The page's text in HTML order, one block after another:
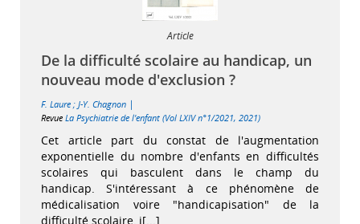
Article
De la difficulté scolaire au handicap, un
nouveau mode d'exclusion ?
F. Laure ; J-Y. Chagnon |
Revue La Psychiatrie de l'enfant (Vol LXIV n°1/2021, 2021)
Cet article part du constat de l'augmentation
exponentielle du nombre d'enfants en difficultés
scolaires qui basculent dans le champ du
handicap. S'intéressant à ce phénomène de
médicalisation voire "handicapisation" de la
difficulté scolaire, i[...]